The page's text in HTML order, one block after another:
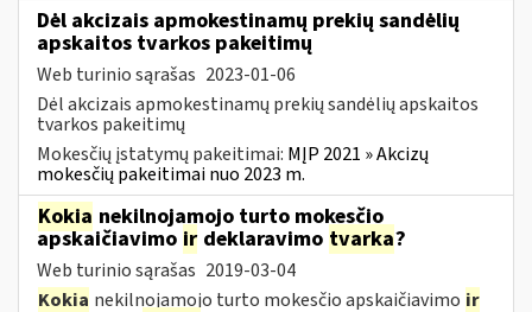
Dėl akcizais apmokestinamų prekių sandėlių
apskaitos tvarkos pakeitimų
Web turinio sąrašas 2023-01-06
Dėl akcizais apmokestinamų prekių sandėlių apskaitos
tvarkos pakeitimų
Mokesčių įstatymų pakeitimai: MĮP 2021 » Akcizų
mokesčių pakeitimai nuo 2023 m.
Kokia nekilnojamojo turto mokesčio
apskaičiavimo ir deklaravimo tvarka?
Web turinio sąrašas 2019-03-04
Kokia nekilnojamojo turto mokesčio apskaičiavimo ir